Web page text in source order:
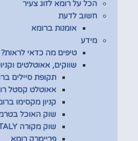
הכל על רומא לזוג צעיר
חשוב לדעת
אומנות ברומא
מידע
טיפים מה כדאי לראות?
שווקים, אאוטלטים
תקופת סיילים
אאוטלט קסטל
קניון מקסימו
שוק האוכל
שוק מקורה EATALY
פריימרק רומא